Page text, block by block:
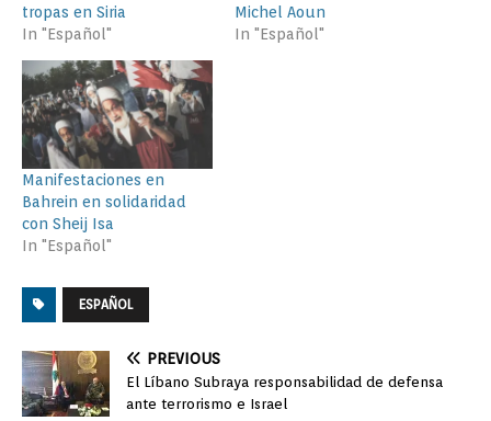
tropas en Siria
In "Español"
Michel Aoun
In "Español"
Manifestaciones en
Bahrein en solidaridad
con Sheij Isa
In "Español"
ESPAÑOL
PREVIOUS
El Líbano Subraya responsabilidad de defensa
ante terrorismo e Israel